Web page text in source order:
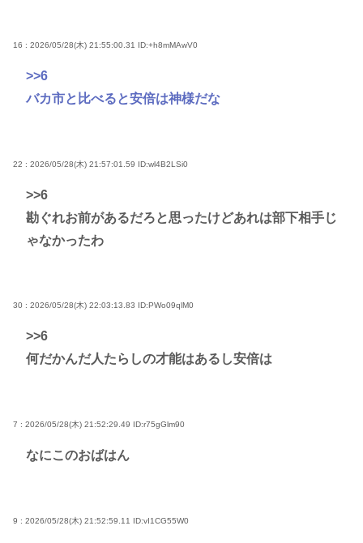
16 : 2026/05/28(木) 21:55:00.31 ID:+h8mMAwV0
>>6
バカ市と比べると安倍は神様だな
22 : 2026/05/28(木) 21:57:01.59 ID:wl4B2LSi0
>>6
勘ぐれお前があるだろと思ったけどあれは部下相手じ
ゃなかったわ
30 : 2026/05/28(木) 22:03:13.83 ID:PWo09qlM0
>>6
何だかんだ人たらしの才能はあるし安倍は
7 : 2026/05/28(木) 21:52:29.49 ID:r75gGlm90
なにこのおばはん
9 : 2026/05/28(木) 21:52:59.11 ID:vI1CG55W0